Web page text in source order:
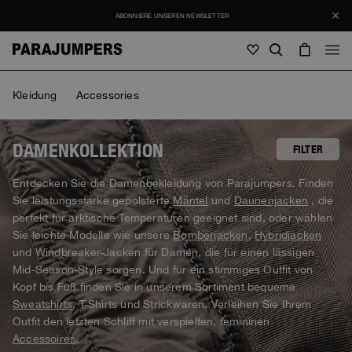
Herren
Alles anzeigen
Jacken
Daunenjacken
Hybrids
Bomberjacken
Knitwear
Alles anzeigen
Taschen & Rucksäcke
Mütze
Masterpiece
Icons
Invisible Cities
Everyday Wear
Damen
Alles anzeigen
Jacken
Daunenjacken
Hybrids
Alles anzeigen
Taschen & Rucksäcke
Mütze
Masterpiece
Icons
Kinder
SALES
Alles anzeigen
Journal
Stories
ABONNIERE UNSEREN NEWSLETTER
Herren Damen Kinder
Kleidung Accessories
FILTER
DAMENKOLLEKTION
Entdecken Sie die Damenbekleidung von Parajumpers. Finden
Sie leistungsstarke gepolsterteMäntelundDaunenjacken, die
perfekt für arktische Temperaturen geeignet sind, oder wählen
Sie leichte Modelle wie unsere Bomberjacken,Hybridjacken
und Windbreaker-Jacken für Damen, die für einen lässigen
Mid-Season-Style sorgen. Und für ein stimmiges Outfit von
Kopf bis Fuß finden Sie in unserem Sortiment bequeme
Sweatshirts, T-Shirts und Strickwaren. Verleihen Sie Ihrem
Outfit den letzten Schliff mit verspielten, femininen
Accessoires.